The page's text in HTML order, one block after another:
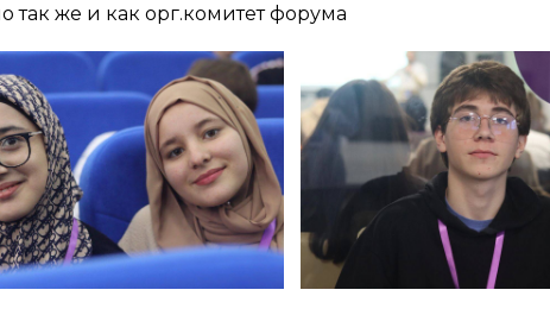
так же и как орг.комитет форума